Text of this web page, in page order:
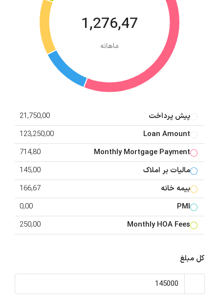
1,276,47
ماهانه
پیش پرداخت
21,750,00
Loan Amount
123,250,00
Monthly Mortgage Payment
714,80
مالیات بر املاک
145,00
بیمه خانه
166,67
PMI
0,00
Monthly HOA Fees
250,00
کل مبلغ